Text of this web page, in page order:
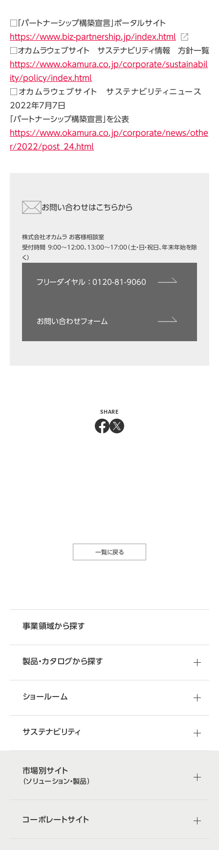
□「パートナーシップ構築宣言」ポータルサイト
https://www.biz-partnership.jp/index.html
□オカムラウェブサイト サステナビリティ情報 方針一覧
https://www.okamura.co.jp/corporate/sustainabil
ity/policy/index.html
□オカムラウェブサイト サステナビリティニュース
2022年7月7日
「パートナーシップ構築宣言」を公表
https://www.okamura.co.jp/corporate/news/othe
r/2022/post_24.html
お問い合わせはこちらから
株式会社オカムラ お客様相談室
受付時間 9:00～12:00、13:00～17:00（土・日・祝日、年末年始を除
く）
フリーダイヤル ： 0120-81-9060
お問い合わせフォーム
SHARE
一覧に戻る
事業領域から探す
製品・カタログから探す
ショールーム
サステナビリティ
市場別サイト
（ソリューション・製品）
コーポレートサイト